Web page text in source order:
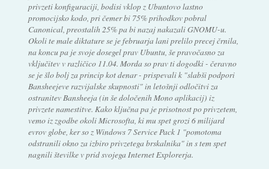
privzeti konfiguraciji, bodisi vklop z Ubuntovo lastno
promocijsko kodo, pri čemer bi 75% prihodkov pobral
Canonical, preostalih 25% pa bi nazaj nakazali GNOMU-u.
Okoli te male diktature se je februarja lani prelilo precej črnila,
na koncu pa je svoje dosegel prav Ubuntu, še pravočasno za
vključitev v različico 11.04. Morda so prav ti dogodki - čeravno
se je šlo bolj za princip kot denar - prispevali k "slabši podpori
Bansheejeve razvijalske skupnosti" in letošnji odločitvi za
ostranitev Bansheeja (in še določenih Mono aplikacij) iz
privzete namestitve. Kako ključna pa je prisotnost po privzetem,
vemo iz zgodbe okoli Microsofta, ki mu spet grozi 6 milijard
evrov globe, ker so z Windows 7 Service Pack 1 "pomotoma
odstranili okno za izbiro privzetega brskalnika" in s tem spet
nagnili številke v prid svojega Internet Explorerja.